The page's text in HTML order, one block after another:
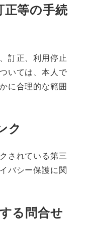
正等の手続
訂正、利用停止
いては、本人で
に合理的な範囲
ク
されている第三
バシー保護に関
る問合せ